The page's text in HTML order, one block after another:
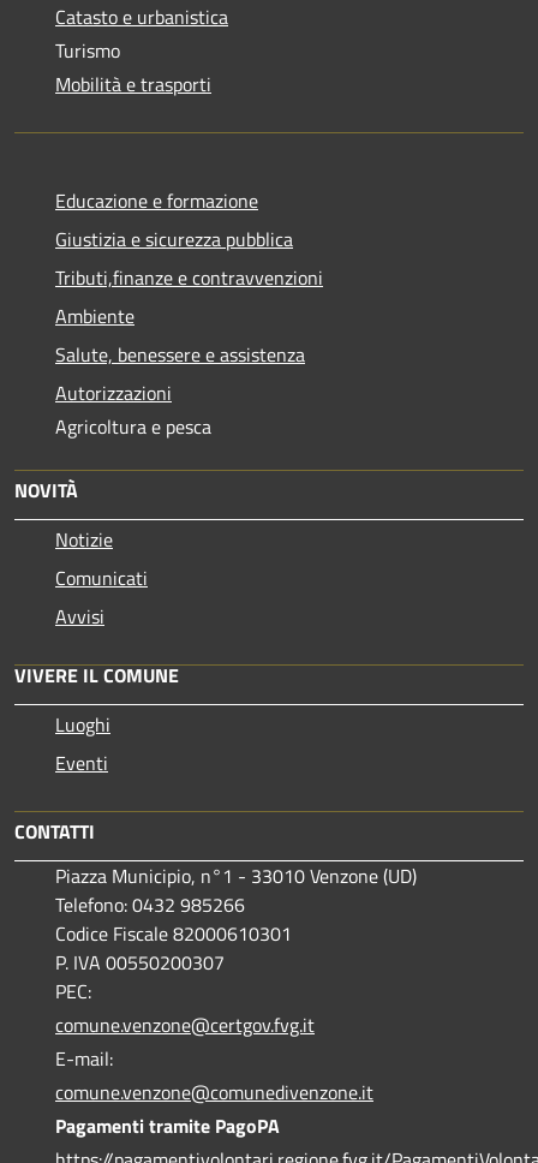
Catasto e urbanistica
Turismo
Mobilità e trasporti
Educazione e formazione
Giustizia e sicurezza pubblica
Tributi,finanze e contravvenzioni
Ambiente
Salute, benessere e assistenza
Autorizzazioni
Agricoltura e pesca
NOVITÀ
Notizie
Comunicati
Avvisi
VIVERE IL COMUNE
Luoghi
Eventi
CONTATTI
Piazza Municipio, n°1 - 33010 Venzone (UD)
Telefono: 0432 985266
Codice Fiscale 82000610301
P. IVA 00550200307
PEC:
comune.venzone@certgov.fvg.it
E-mail:
comune.venzone@comunedivenzone.it
Pagamenti tramite PagoPA